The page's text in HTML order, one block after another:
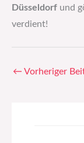
Düsseldorf und
verdient!
← Vorheriger